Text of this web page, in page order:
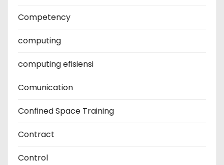
Competency
computing
computing efisiensi
Comunication
Confined Space Training
Contract
Control